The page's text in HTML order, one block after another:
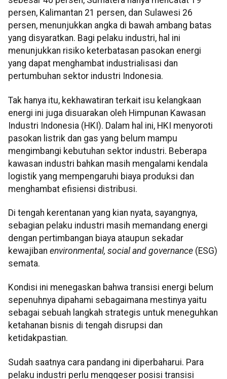
persen, Kalimantan 21 persen, dan Sulawesi 26
persen, menunjukkan angka di bawah ambang batas
yang disyaratkan. Bagi pelaku industri, hal ini
menunjukkan risiko keterbatasan pasokan energi
yang dapat menghambat industrialisasi dan
pertumbuhan sektor industri Indonesia.
Tak hanya itu, kekhawatiran terkait isu kelangkaan
energi ini juga disuarakan oleh Himpunan Kawasan
Industri Indonesia (HKI). Dalam hal ini, HKI menyoroti
pasokan listrik dan gas yang belum mampu
mengimbangi kebutuhan sektor industri. Beberapa
kawasan industri bahkan masih mengalami kendala
logistik yang mempengaruhi biaya produksi dan
menghambat efisiensi distribusi.
Di tengah kerentanan yang kian nyata, sayangnya,
sebagian pelaku industri masih memandang energi
dengan pertimbangan biaya ataupun sekadar
kewajiban environmental, social and governance (ESG)
semata.
Kondisi ini menegaskan bahwa transisi energi belum
sepenuhnya dipahami sebagaimana mestinya yaitu
sebagai sebuah langkah strategis untuk meneguhkan
ketahanan bisnis di tengah disrupsi dan
ketidakpastian.
Sudah saatnya cara pandang ini diperbaharui. Para
pelaku industri perlu menggeser posisi transisi